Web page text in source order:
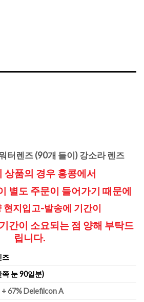
터렌즈 (90개 들이) 강소라 렌즈
상품의 경우 홍콩에서
별도 주문이 들어가기 때문에
현지입고-발송에 기간이
간이 소요되는 점 양해 부탁드
립니다.
즈
쪽 눈 90일분)
67% Delefilcon A